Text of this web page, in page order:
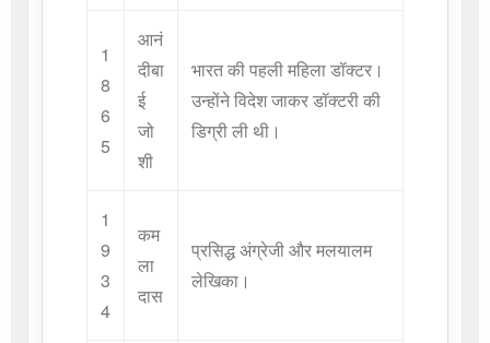
1
8
6
5
आनं
दीबा
ई
जो
शी
भारत की पहली महिला डॉक्टर।
उन्होंने विदेश जाकर डॉक्टरी की
डिग्री ली थी।
1
9
3
4
कम
ला
दास
प्रसिद्ध अंग्रेजी और मलयालम
लेखिका।